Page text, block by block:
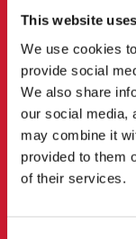
This website
We use cookies
provide social
We also share
our social media,
may combine it
provided to them
of their services.
Inscrivez-vous
informations
événements et